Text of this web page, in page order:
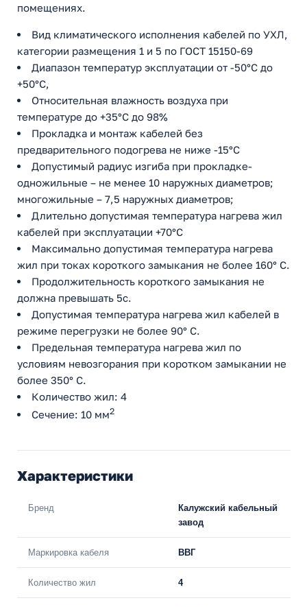
помещениях.
Вид климатического исполнения кабелей по УХЛ,
категории размещения 1 и 5 по ГОСТ 15150-69
Диапазон температур эксплуатации от -50°С до
+50°С,
Относительная влажность воздуха при
температуре до +35°С до 98%
Прокладка и монтаж кабелей без
предварительного подогрева не ниже -15°С
Допустимый радиус изгиба при прокладке-
одножильные – не менее 10 наружных диаметров;
многожильные – 7,5 наружных диаметров;
Длительно допустимая температура нагрева жил
кабелей при эксплуатации +70°С
Максимально допустимая температура нагрева
жил при токах короткого замыкания не более 160° С.
Продолжительность короткого замыкания не
должна превышать 5с.
Допустимая температура нагрева жил кабелей в
режиме перегрузки не более 90° С.
Предельная температура нагрева жил по
условиям невозгорания при коротком замыкании не
более 350° С.
Количество жил: 4
Сечение: 10 мм2
Характеристики
Бренд
Калужский кабельный
завод
Маркировка кабеля ВВГ
Количество жил 4